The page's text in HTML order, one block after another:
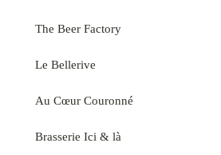
The Beer Factory
Le Bellerive
Au Cœur Couronné
Brasserie Ici & là